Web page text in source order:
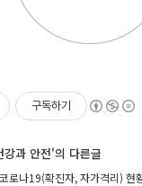
구독하기
과 안전'의 다른글
로나19(확진자, 자가격리)